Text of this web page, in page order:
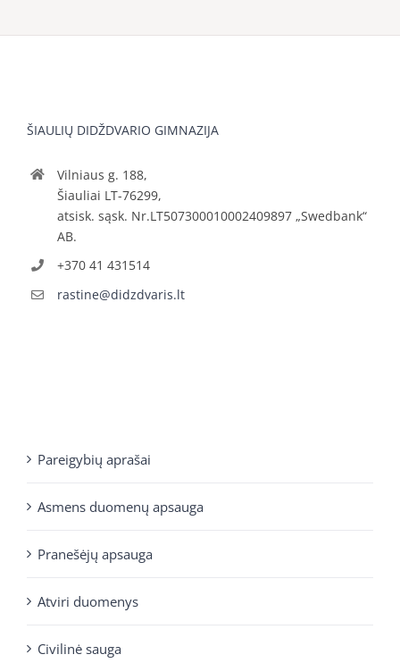
ŠIAULIŲ DIDŽDVARIO GIMNAZIJA
Vilniaus g. 188,
Šiauliai LT-76299,
atsisk. sąsk. Nr.LT507300010002409897 „Swedbank“
AB.
+370 41 431514
rastine@didzdvaris.lt
Pareigybių aprašai
Asmens duomenų apsauga
Pranešėjų apsauga
Atviri duomenys
Civilinė sauga